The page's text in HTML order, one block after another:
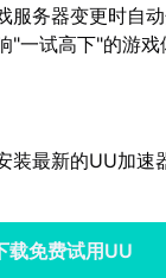
服务器变更时自
一试高下"的游戏
最新的UU加速
载免费试用UU